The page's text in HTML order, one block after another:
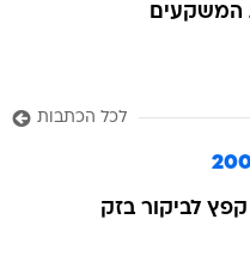
המשקעים
לכל הכתבות
לביקור בזק